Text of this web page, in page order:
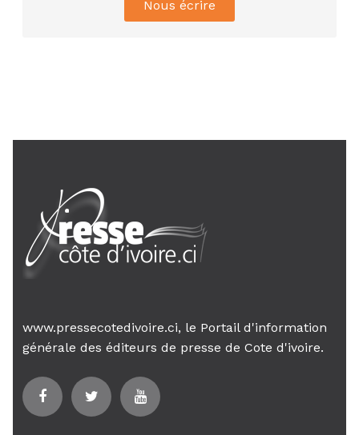
de l’UNJCI appelle à une...
Nous écrire
www.pressecotedivoire.ci, le Portail d'information
générale des éditeurs de presse de Cote d'ivoire.